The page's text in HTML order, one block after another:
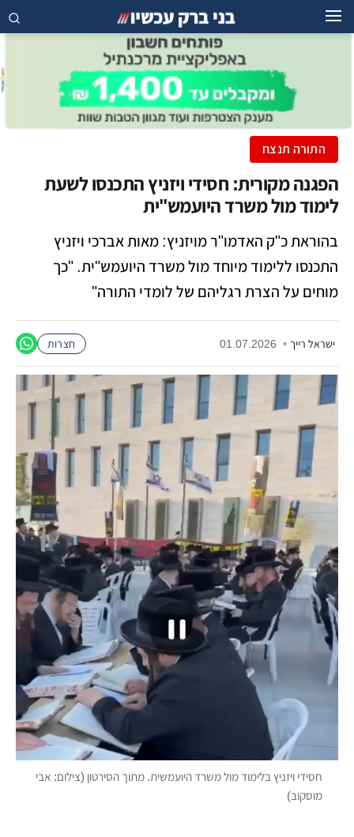
התורה תנצח
הפגנה מקורית: חסידי ויזניץ התכנסו לשעת
לימוד מול משרד היועמש"ית
בהוראת כ"ק האדמו"ר מויזניץ: מאות אברכי ויזניץ
התכנסו ללימוד מיוחד מול משרד היועמש"ית. "כך
מוחים על הצרת רגליהם של לומדי התורה"
ישראל רייך •
01.07.2026 חצרות
חסידי ויזניץ בלימוד מול משרד היועמשית. מתוך הסירטון (צילום: אבי
מוסקוב)